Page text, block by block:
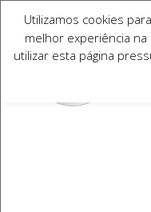
Utilizamos cookies
melhor experiência
utilizar esta página